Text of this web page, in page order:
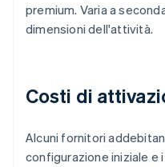
premium. Varia a
dimensioni dell'attività.
Costi di
Alcuni fornitori
configurazione iniziale e